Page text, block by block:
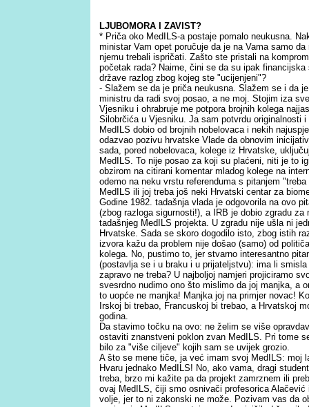
LJUBOMORA I ZAVIST?
* Priča oko MedILS-a postaje pomalo neukusna.
ministar Vam opet poručuje da je na Vama samo
njemu trebali ispričati. Zašto ste pristali na
početak rada? Naime, čini se da su ipak
države razlog zbog kojeg ste "ucijenjeni"?
- Slažem se da je priča neukusna. Slažem se i da
ministru da radi svoj posao, a ne moj. Stojim iza
Vjesniku i ohrabruje me potpora brojnih kolega
Silobrčića u Vjesniku. Ja sam potvrdu originalnosti
MedILS dobio od brojnih nobelovaca i nekih
odazvao pozivu hrvatske Vlade da obnovim
sada, pored nobelovaca, kolege iz Hrvatske,
MedILS. To nije posao za koji su plaćeni, niti je to
obzirom na citirani komentar mladog kolege na
odemo na neku vrstu referenduma s pitanjem
MedILS ili joj treba još neki Hrvatski centar za
Godine 1982. tadašnja vlada je odgovorila na ovo
(zbog razloga sigurnosti!), a IRB je dobio zgradu za
tadašnjeg MedILS projekta. U zgradu nije ušla ni
Hrvatske. Sada se skoro dogodilo isto, zbog istih
izvora kažu da problem nije došao (samo) od
kolega. No, pustimo to, jer stvarno interesantno
(postavlja se i u braku i u prijateljstvu): ima li
zapravo ne treba? U najboljoj namjeri projiciramo
svesrdno nudimo ono što mislimo da joj manjka, a
to uopće ne manjka! Manjka joj na primjer novac!
Irskoj bi trebao, Francuskoj bi trebao, a Hrvatskoj
godina.
Da stavimo točku na ovo: ne želim se više
ostaviti znanstveni poklon zvan MedILS. Pri tome
bilo za "više ciljeve" kojih sam se uvijek grozio.
A što se mene tiče, ja već imam svoj MedILS: moj
Hvaru jednako MedILS! No, ako vama, dragi
treba, brzo mi kažite pa da projekt zamrznem ili
ovaj MedILS, čiji smo osnivači profesorica
volje, jer to ni zakonski ne može. Pozivam vas da